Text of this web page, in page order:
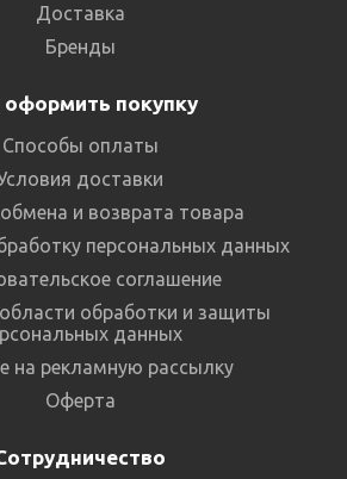
Доставка
Бренды
оформить покупку
Способы оплаты
доставки
и возврата товара
персональных данных
соглашение
обработки и защиты
данных
на рекламную рассылку
Оферта